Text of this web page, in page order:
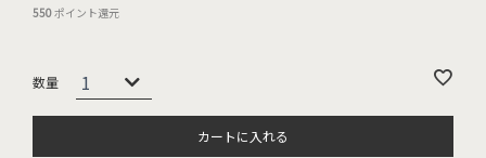
550ポイント還元
カートに入れる